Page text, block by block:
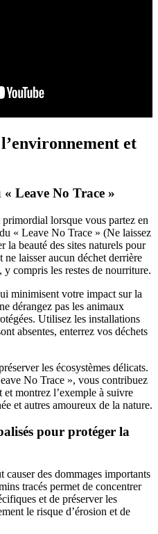
et
Leave No Trace »
lorsque vous partez en
« Leave No Trace » (Ne laissez
la beauté des sites naturels pour
laisser aucun déchet derrière
compris les restes de nourriture.
minimisent votre impact sur la
dérangez pas les animaux
Utilisez les installations
absentes, enterrez vos déchets
les écosystèmes délicats.
No Trace », vous contribuez
montrez l’exemple à suivre
et autres amoureux de la nature.
pour protéger la
causer des dommages importants
tracés permet de concentrer
et de préserver les
le risque d’érosion et de